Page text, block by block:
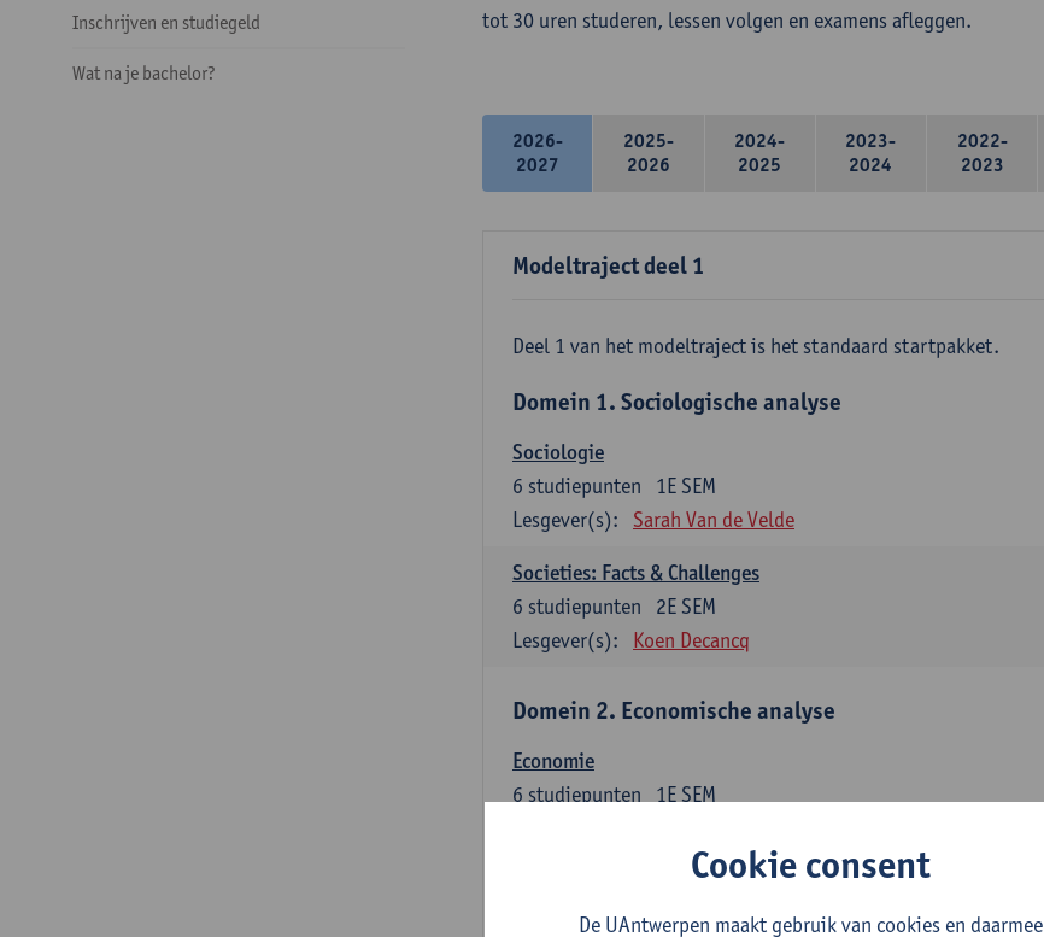
Inschrijven en studiegeld
Wat na je bachelor?
tot 30 uren studeren, lessen volgen en examens afleggen.
2026-
2027
2025-
2026
2024-
2025
2023-
2024
2022-
2023
Modeltraject deel 1
Deel 1 van het modeltraject is het standaard startpakket.
Domein 1. Sociologische analyse
Sociologie
1E SEM
6 studiepunten
Lesgever(s):
Sarah Van de Velde
Societies: Facts & Challenges
2E SEM
6 studiepunten
Lesgever(s):
Koen Decancq
Domein 2. Economische analyse
Economie
1E SEM
6 studiepunten
Cookie consent
De UAntwerpen maakt gebruik van cookies en daarmee